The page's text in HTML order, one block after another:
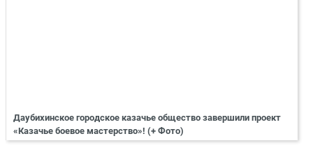
Даубихинское городское казачье общество завершили проект
«Казачье боевое мастерство»! (+ Фото)